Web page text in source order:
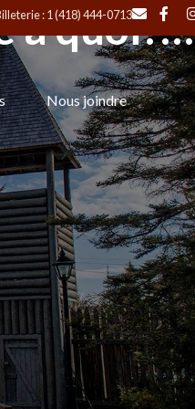
: 1 (418) 444-0713
Nous joindre
à quoi?…